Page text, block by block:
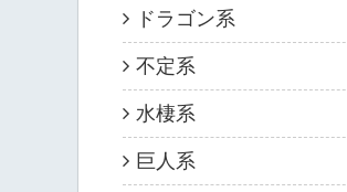
ドラゴン系
不定系
水棲系
巨人系